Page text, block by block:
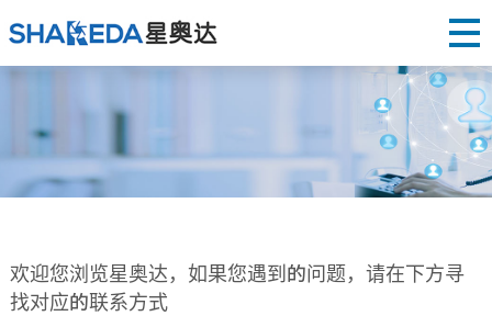
欢迎您浏览星奥达，如果您遇到的问题，请在下方寻
找对应的联系方式